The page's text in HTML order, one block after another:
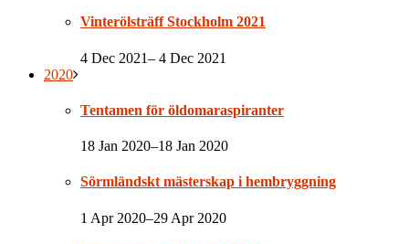
Vinterölsträff Stockholm 2021
4 Dec 2021– 4 Dec 2021
2020
Tentamen för öldomaraspiranter
18 Jan 2020–18 Jan 2020
Sörmländskt mästerskap i hembryggning
1 Apr 2020–29 Apr 2020